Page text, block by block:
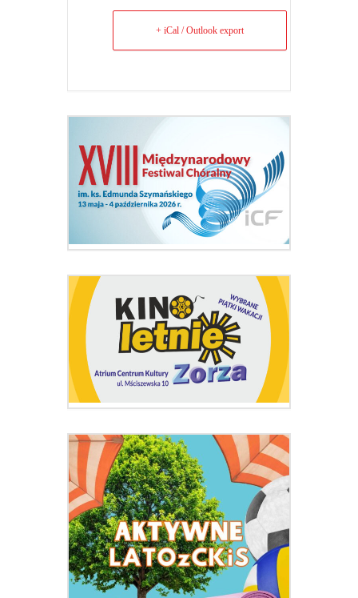
+ iCal / Outlook export